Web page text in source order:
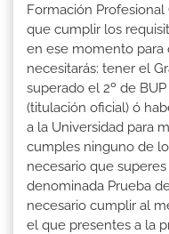
Formación
que cumplir los
en ese momento para
necesitarás: tener el
superado el 2º de
(titulación oficial) ó
a la Universidad para
cumples ninguno de
necesario que
denominada Prueba
necesario cumplir al
el que presentes a la